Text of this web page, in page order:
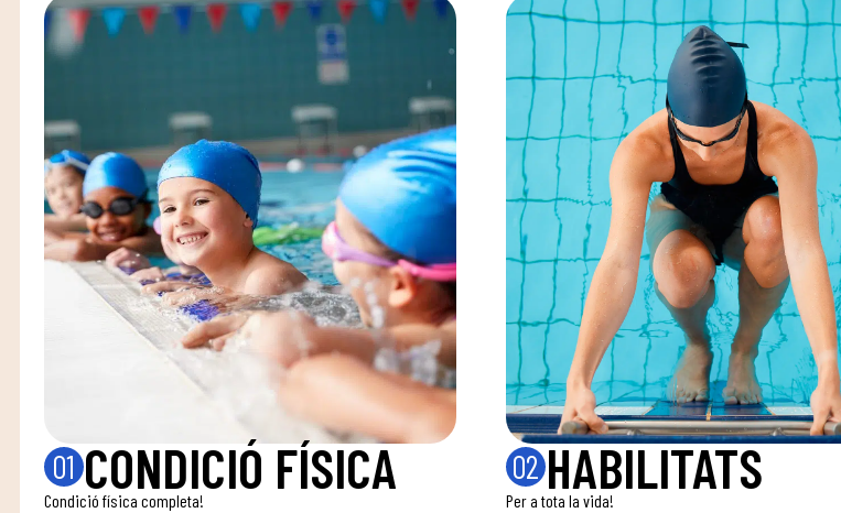
01 CONDICIÓ FÍSICA
Condició física completa!
02 HABILITATS
Per a tota la vida!